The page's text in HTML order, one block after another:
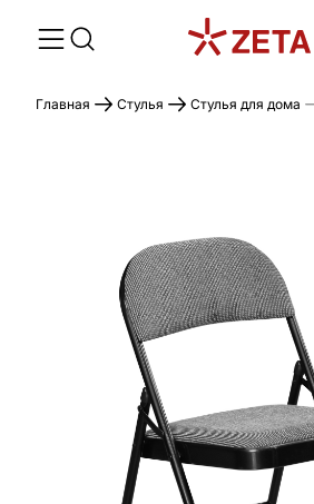
Главная Стулья Стулья для дома